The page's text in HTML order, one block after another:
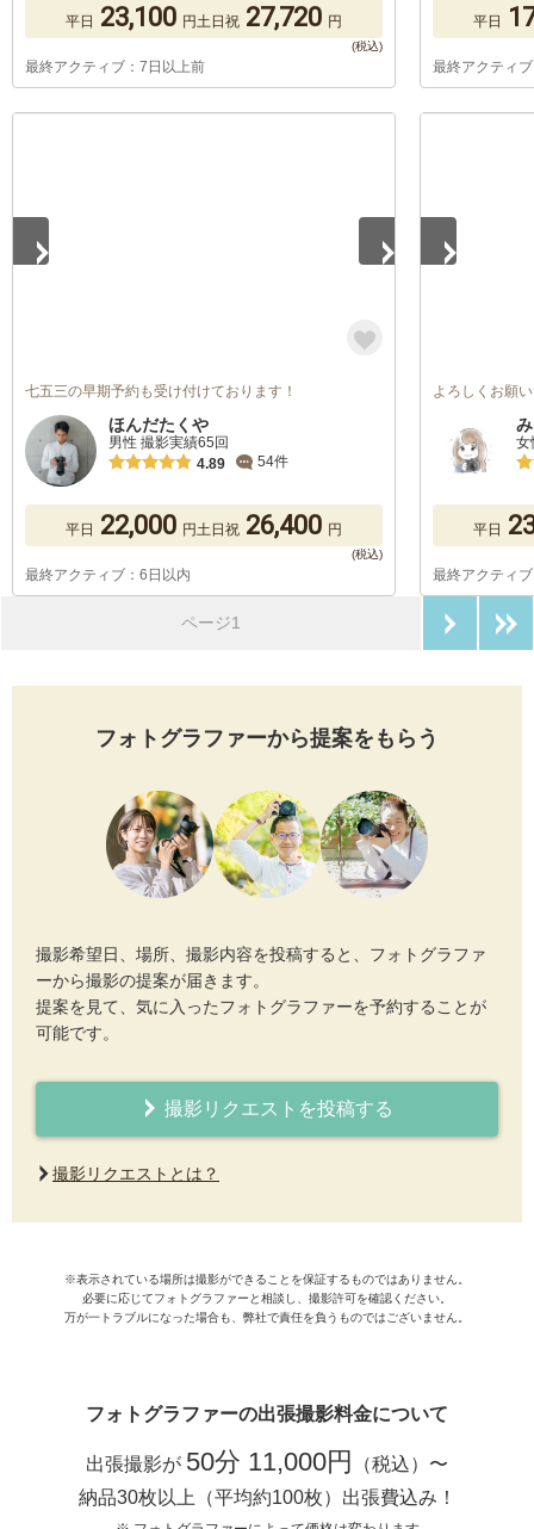
平日 23,100 円土日祝 27,720 円
最終アクティブ：7日以上前
平日
最終アクティ
七五三の早期予約も受け付けております！
ほんだたくや
男性 撮影実績65回
4.89
54件
平日 22,000 円土日祝 26,400 円
最終アクティブ：6日以内
よろしくお願
女
平日
最終アクティ
ページ1
フォトグラファーから提案をもらう
撮影希望日、場所、撮影内容を投稿すると、フォトグラファ
ーから撮影の提案が届きます。
提案を見て、気に入ったフォトグラファーを予約することが
可能です。
撮影リクエストを投稿する
撮影リクエストとは？
※表示されている場所は撮影ができることを保証するものではありません。
必要に応じてフォトグラファーと相談し、撮影許可を確認ください。
万が一トラブルになった場合も、弊社で責任を負うものではございません。
フォトグラファーの出張撮影料金について
出張撮影が 50分 11,000円
（税込）〜
納品30枚以上（平均約100枚）出張費込み！